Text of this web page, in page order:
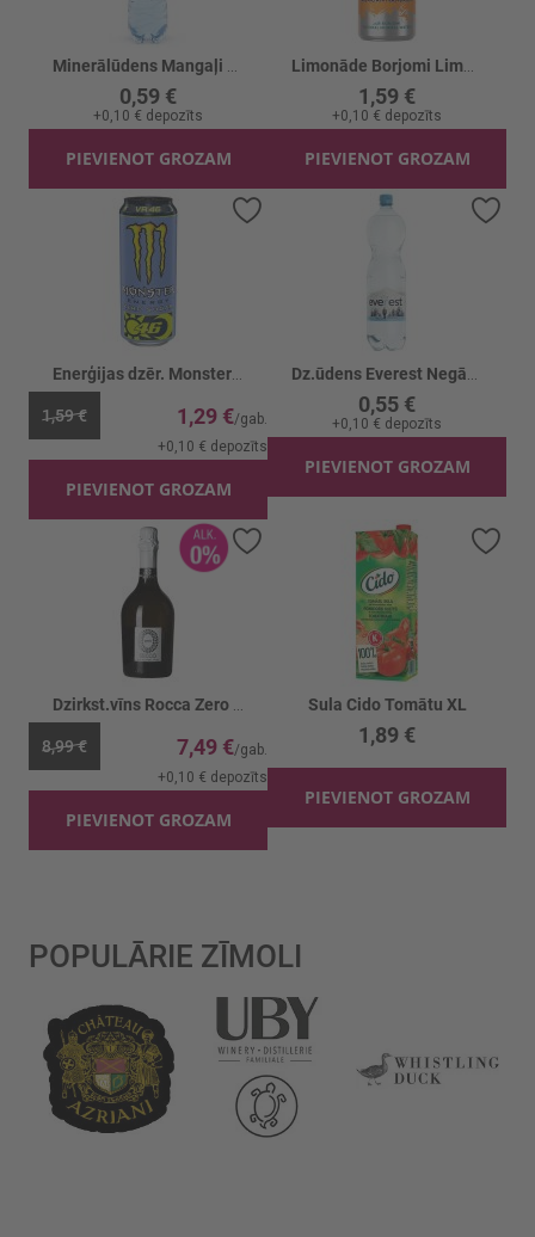
0,59 €
+0,10 € depozīts
PIEVIENOT GROZAM
1,59 €
+0,10 € depozīts
PIEVIENOT GROZAM
1,59 € 1,29 €
+0,10 € depozīts
PIEVIENOT GROZAM
Pievienot vēlmju sarakstam
0,55 €
+0,10 € depozīts
PIEVIENOT GROZAM
8,99 € 7,49 €
+0,10 € depozīts
PIEVIENOT GROZAM
Pievienot vēlmju sarakstam
Sula Cido Tomātu XL
1,89 €
PIEVIENOT GROZAM
POPULĀRIE ZĪMOLI